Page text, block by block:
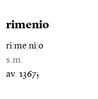
rimenio
ri me nì o
s.m.
av. 1367;